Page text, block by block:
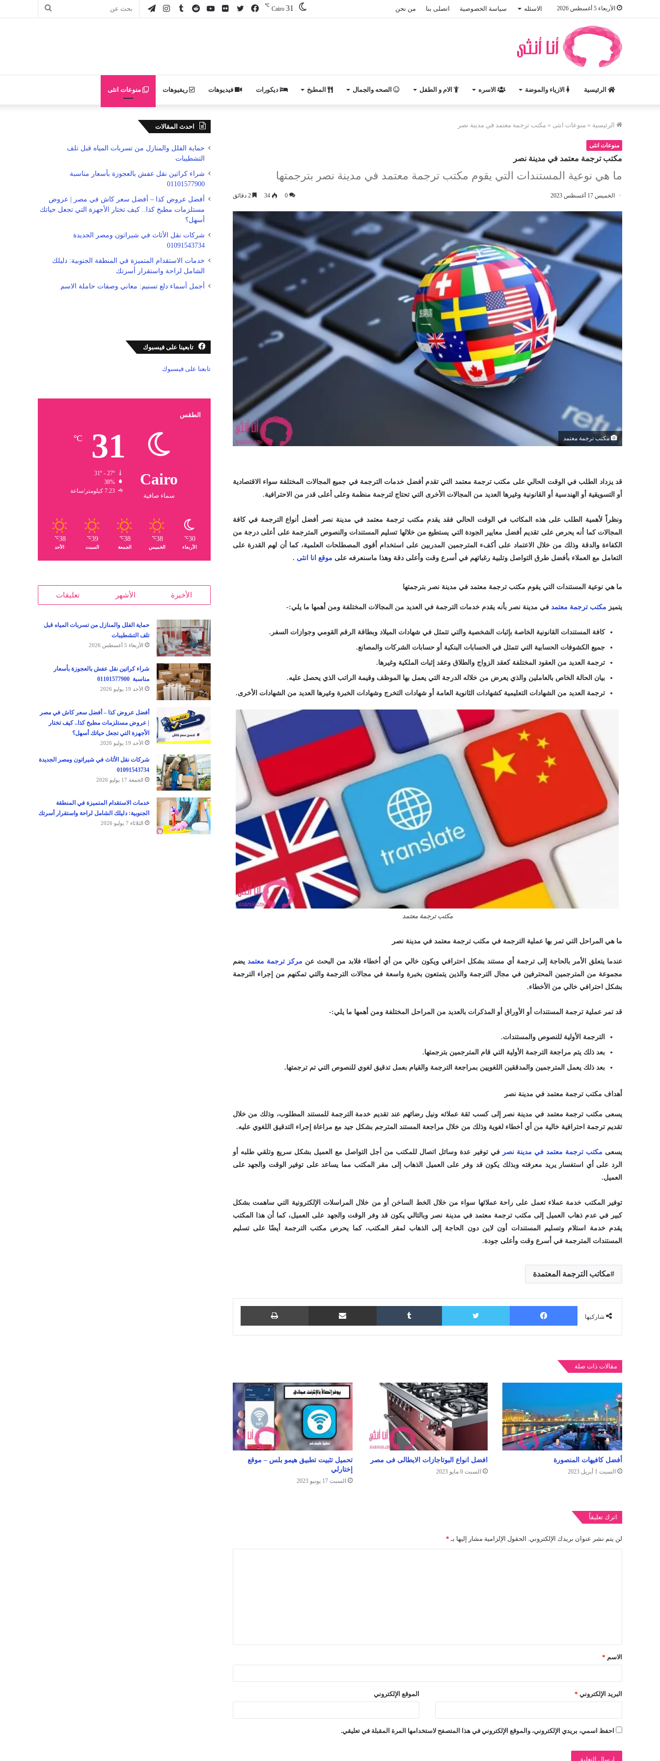
الأربعاء 5 أغسطس 2026 الاسئله سياسة الخصوصية اتصلى بنا من نحن بحث تيلقرامانستقرام يوتيوبصورتويتر
فيسبوك Cairo 31
℃
الرئيسية الازياء والموضة الاسره الام و الطفل الصحه والجمال المطبخ ديكورات فيديوهات ريفيوهات منوعات انثى
الرئيسية » منوعات انثى » مكتب ترجمة معتمد في مدينة نصر
منوعات انثى
مكتب ترجمة معتمد في مدينة نصر
ما هي نوعية المستندات التي يقوم مكتب ترجمة معتمد في مدينة نصر بترجمتها
الخميس 17 أغسطس 2023 0
34 2 دقائق
مكتب ترجمة معتمد
قد يزداد الطلب في الوقت الحالي على مكتب ترجمة معتمد التي تقدم أفضل خدمات الترجمة في جميع المجالات المختلفة سواء الاقتصادية
أو التسويقية أو الهندسية أو القانونية وغيرها العديد من المجالات الأخرى التي تحتاج لترجمة منظمة وعلى أعلى قدر من الاحترافية.
ونظراً لأهمية الطلب على هذه المكاتب في الوقت الحالي فقد يقدم مكتب ترجمة معتمد في مدينة نصر أفضل أنواع الترجمة في كافة
المجالات كما أنه يحرص على تقديم أفضل معايير الجودة التي يستطيع من خلالها تسليم المستندات والنصوص المترجمة على أعلى درجة من
الكفاءة والدقة وذلك من خلال الاعتماد على أكفء المترجمين المدربين على استخدام أقوى المصطلحات العلمية، كما أن لهم القدرة على
التعامل مع العملاء بأفضل طرق التواصل وتلبية رغباتهم في أسرع وقت وأعلى دقة وهذا ماسنعرفه على موقع انا انثى .
ما هي نوعية المستندات التي يقوم مكتب ترجمة معتمد في مدينة نصر بترجمتها
يتميز مكتب ترجمة معتمد في مدينة نصر بأنه يقدم خدمات الترجمة في العديد من المجالات المختلفة ومن أهمها ما يلي:-
كافة المستندات القانونية الخاصة بإثبات الشخصية والتي تتمثل في شهادات الميلاد وبطاقة الرقم القومي وجوازات السفر.
جميع الكشوفات الحسابية التي تتمثل في الحسابات البنكية أو حسابات الشركات والمصانع.
ترجمة العديد من العقود المختلفة كعقد الزواج والطلاق وعقد إثبات الملكية وغيرها.
بيان الحالة الخاص بالعاملين والذي يعرض من خلاله الدرجة التي يعمل بها الموظف وقيمة الراتب الذي يحصل عليه.
ترجمة العديد من الشهادات التعليمية كشهادات الثانوية العامة أو شهادات التخرج وشهادات الخبرة وغيرها العديد من الشهادات الأخرى.
مكتب ترجمة معتمد
ما هي المراحل التي تمر بها عملية الترجمة في مكتب ترجمة معتمد في مدينة نصر
عندما يتعلق الأمر بالحاجة إلى ترجمة أي مستند بشكل احترافي ويكون خالي من أي أخطاء فلابد من البحث عن مركز ترجمة معتمد يضم
مجموعة من المترجمين المحترفين في مجال الترجمة والذين يتمتعون بخبرة واسعة في مجالات الترجمة والتي تمكنهم من إجراء الترجمة
بشكل احترافي خالي من الأخطاء.
قد تمر عملية ترجمة المستندات أو الأوراق أو المذكرات بالعديد من المراحل المختلفة ومن أهمها ما يلي:-
الترجمة الأولية للنصوص والمستندات.
بعد ذلك يتم مراجعة الترجمة الأولية التي قام المترجمين بترجمتها.
بعد ذلك يعمل المترجمين والمدققين اللغويين بمراجعة الترجمة والقيام بعمل تدقيق لغوي للنصوص التي تم ترجمتها.
أهداف مكتب ترجمة معتمد في مدينة نصر
يسعى مكتب ترجمة معتمد في مدينة نصر إلى كسب ثقة عملائه ونيل رضائهم عند تقديم خدمة الترجمة للمستند المطلوب، وذلك من خلال
تقديم ترجمة احترافية خالية من أي أخطاء لغوية وذلك من خلال مراجعة المستند المترجم بشكل جيد مع مراعاة إجراء التدقيق اللغوي عليه.
يسعى مكتب ترجمة معتمد في مدينة نصر في توفير عدة وسائل اتصال للمكتب من أجل التواصل مع العميل بشكل سريع وتلقي طلبه أو
الرد على أي استفسار يريد معرفته وبذلك يكون قد وفر على العميل الذهاب إلى مقر المكتب مما يساعد على توفير الوقت والجهد على
العميل.
توفير المكتب خدمة عملاء تعمل على راحة عملائها سواء من خلال الخط الساخن أو من خلال المراسلات الإلكترونية التي ساهمت بشكل
كبير في عدم ذهاب العميل إلى مكتب ترجمة معتمد في مدينة نصر وبالتالي يكون قد وفر الوقت والجهد على العميل، كما أن هذا المكتب
يقدم خدمة استلام وتسليم المستندات أون لاين دون الحاجة إلى الذهاب لمقر المكتب، كما يحرص مكتب الترجمة أيضًا على تسليم
المستندات المترجمة في أسرع وقت وأعلى جودة.
مكاتب الترجمة المعتمدة
شاركيها
فيسبوك تويتر مشاركة عبر البريد طباعة
مقالات ذات صلة
أفضل كافيهات المنصورة
السبت 1 أبريل 2023
افضل انواع البوتاجازات الايطالى فى مصر
السبت 6 مايو 2023
تحميل تثبيت تطبيق هيمو بلس – موقع
إختارلي
السبت 17 يونيو 2023
اترك تعليقاً
لن يتم نشر عنوان بريدك الإلكتروني. الحقول الإلزامية مشار إليها بـ *
ق
*
الاسم *
البريد الإلكتروني * الموقع الإلكتروني
احفظ اسمي، بريدي الإلكتروني، والموقع الإلكتروني في هذا المتصفح لاستخدامها المرة المقبلة في تعليقي.
احدث المقالات
حماية الفلل والمنازل من تسربات المياه قبل تلف
التشطيبات
شراء كراتين نقل عفش بالعجوزة بأسعار مناسبة
01101577900
أفضل عروض كذا – أفضل سعر كاش في مصر | عروض
مستلزمات مطبخ كذا.. كيف تختار الأجهزة التي تجعل حياتك
أسهل؟
شركات نقل الأثاث في شيراتون ومصر الجديدة
01091543734
خدمات الاستقدام المتميزة في المنطقة الجنوبية: دليلك
الشامل لراحة واستقرار أسرتك
أجمل أسماء دلع تسنيم: معاني وصفات حاملة الاسم
تابعينا على فيسبوك
تابعنا على فيسبوك
الطقس
Cairo
سماء صافية
31
℃
38%
7.23 كيلومتر/ساعة
30
℃
الأربعاء
38
℃
الخميس
38
℃
الجمعة
39
℃
السبت
38
℃
الأحد
الأخيرة الأشهر تعليقات
حماية الفلل والمنازل من تسربات المياه قبل
تلف التشطيبات
الأربعاء 5 أغسطس 2026
شراء كراتين نقل عفش بالعجوزة بأسعار
مناسبة 01101577900
الأحد 19 يوليو 2026
أفضل عروض كذا – أفضل سعر كاش في مصر
| عروض مستلزمات مطبخ كذا.. كيف تختار
الأجهزة التي تجعل حياتك أسهل؟
الأحد 19 يوليو 2026
شركات نقل الأثاث في شيراتون ومصر الجديدة
01091543734
الجمعة 17 يوليو 2026
خدمات الاستقدام المتميزة في المنطقة
الجنوبية: دليلك الشامل لراحة واستقرار أسرتك
الثلاثاء 7 يوليو 2026